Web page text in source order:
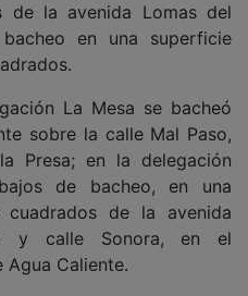
de la avenida Lomas del
en una superficie
La Mesa se bacheó
sobre la calle Mal Paso,
Presa; en la delegación
de bacheo, en una
de la avenida
y calle Sonora, en el
Caliente.